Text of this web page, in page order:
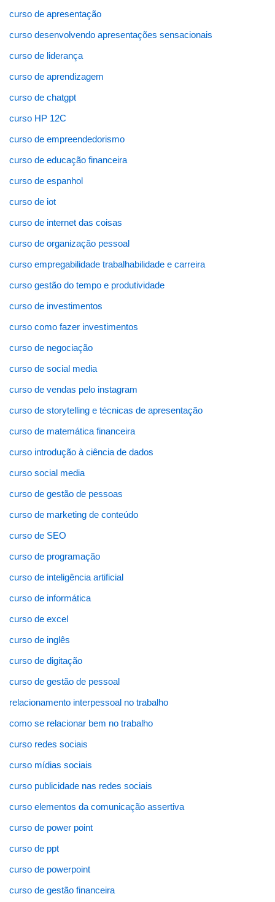
curso de apresentação
curso desenvolvendo apresentações sensacionais
curso de liderança
curso de aprendizagem
curso de chatgpt
curso HP 12C
curso de empreendedorismo
curso de educação financeira
curso de espanhol
curso de iot
curso de internet das coisas
curso de organização pessoal
curso empregabilidade trabalhabilidade e carreira
curso gestão do tempo e produtividade
curso de investimentos
curso como fazer investimentos
curso de negociação
curso de social media
curso de vendas pelo instagram
curso de storytelling e técnicas de apresentação
curso de matemática financeira
curso introdução à ciência de dados
curso social media
curso de gestão de pessoas
curso de marketing de conteúdo
curso de SEO
curso de programação
curso de inteligência artificial
curso de informática
curso de excel
curso de inglês
curso de digitação
curso de gestão de pessoal
relacionamento interpessoal no trabalho
como se relacionar bem no trabalho
curso redes sociais
curso mídias sociais
curso publicidade nas redes sociais
curso elementos da comunicação assertiva
curso de power point
curso de ppt
curso de powerpoint
curso de gestão financeira